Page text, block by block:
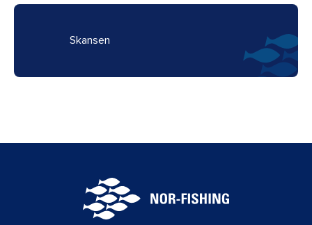
Skansen